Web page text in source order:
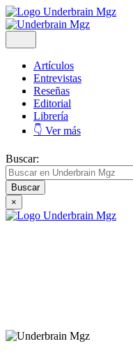
Artículos
Entrevistas
Reseñas
Editorial
Librería
👇 Ver más
Buscar:
×